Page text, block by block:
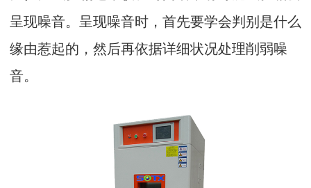
呈现噪音。呈现噪音时，首先要学会判别是什么
缘由惹起的，然后再依据详细状况处理削弱噪
音。